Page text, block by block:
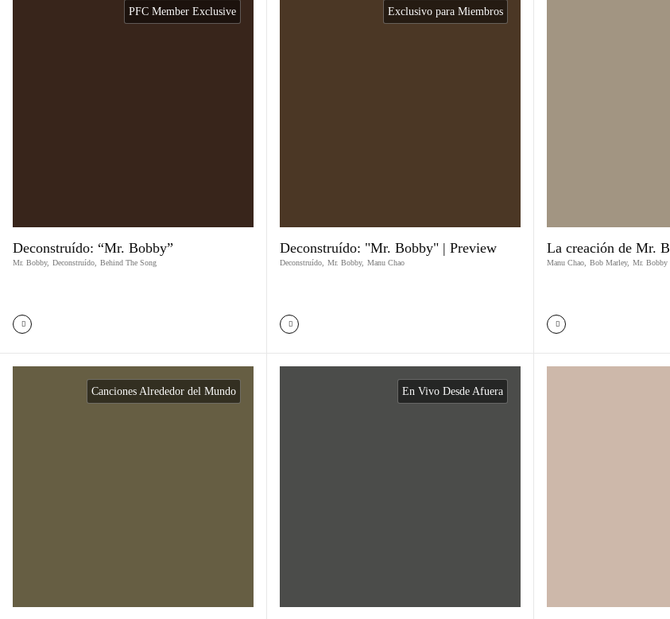
PFC Member Exclusive
Deconstruído: “Mr. Bobby”
Mr. Bobby, Deconstruído Behind The Song
Exclusivo para Miembros
Deconstruído: "Mr. Bobby" | Preview
Deconstruído Mr. Bobby, Manu Chao
La creación de Mr.
Manu Chao Bob Marley, Mr. Bobby
Canciones Alrededor del Mundo En Vivo Desde Afuera